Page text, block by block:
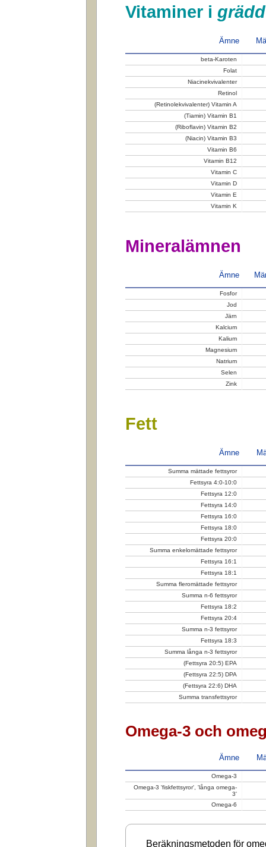
Vitaminer i
Ämne
beta-Karoten
Folat
Niacinekvivalenter
Retinol
(Retinolekvivalenter) Vitamin A
(Tiamin) Vitamin B1
(Riboflavin) Vitamin B2
(Niacin) Vitamin B3
Vitamin B6
Vitamin B12
Vitamin C
Vitamin D
Vitamin E
Vitamin K
Mineralämnen
Ämne
Fosfor
Jod
Järn
Kalcium
Kalium
Magnesium
Natrium
Selen
Zink
Fett
Ämne
Summa mättade fettsyror
Fettsyra 4:0-10:0
Fettsyra 12:0
Fettsyra 14:0
Fettsyra 16:0
Fettsyra 18:0
Fettsyra 20:0
Summa enkelomättade fettsyror
Fettsyra 16:1
Fettsyra 18:1
Summa fleromättade fettsyror
Summa n-6 fettsyror
Fettsyra 18:2
Fettsyra 20:4
Summa n-3 fettsyror
Fettsyra 18:3
Summa långa n-3 fettsyror
(Fettsyra 20:5) EPA
(Fettsyra 22:5) DPA
(Fettsyra 22:6) DHA
Summa transfettsyror
Omega-3 och
Ämne
Omega-3
Omega-3 'fiskfettsyror', 'långa omega-
3'
Omega-6
Beräkningsmetoden för